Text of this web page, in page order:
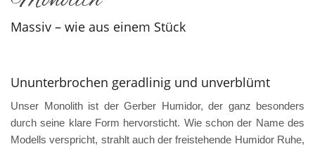
Massiv – wie aus einem Stück
Ununterbrochen geradlinig und unverblümt
Unser Monolith ist der Gerber Humidor, der ganz besonders
durch seine klare Form hervorsticht. Wie schon der Name des
Modells verspricht, strahlt auch der freistehende Humidor Ruhe,